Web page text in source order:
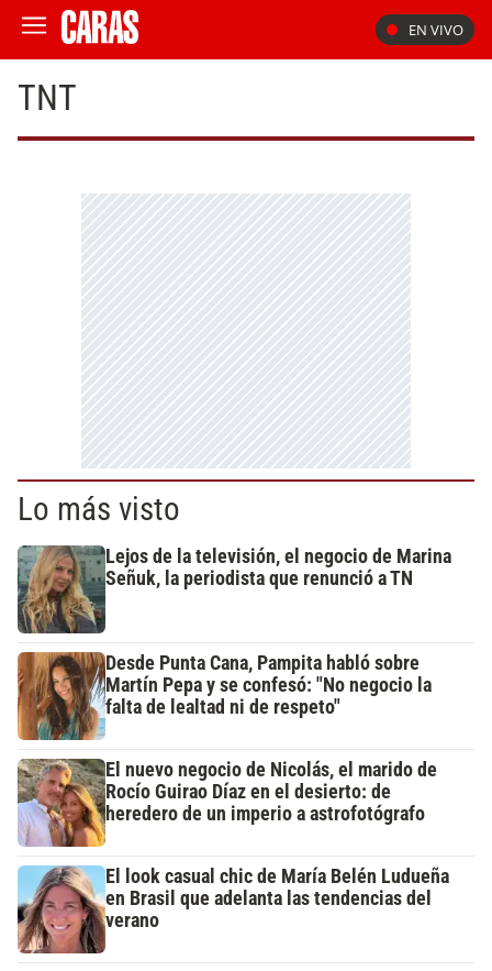
EN VIVO
TNT
Lo más visto
Lejos de la televisión, el negocio de Marina
Señuk, la periodista que renunció a TN
Desde Punta Cana, Pampita habló sobre
Martín Pepa y se confesó: "No negocio la
falta de lealtad ni de respeto"
El nuevo negocio de Nicolás, el marido de
Rocío Guirao Díaz en el desierto: de
heredero de un imperio a astrofotógrafo
El look casual chic de María Belén Ludueña
en Brasil que adelanta las tendencias del
verano